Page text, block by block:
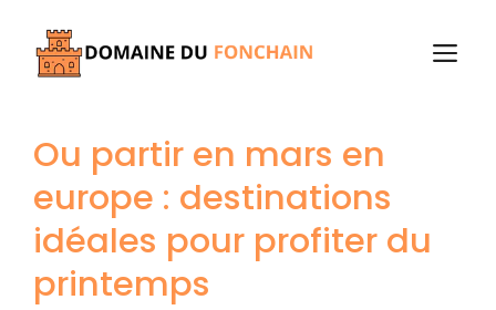
contenu
Ou partir en mars en
europe : destinations
idéales pour profiter du
printemps